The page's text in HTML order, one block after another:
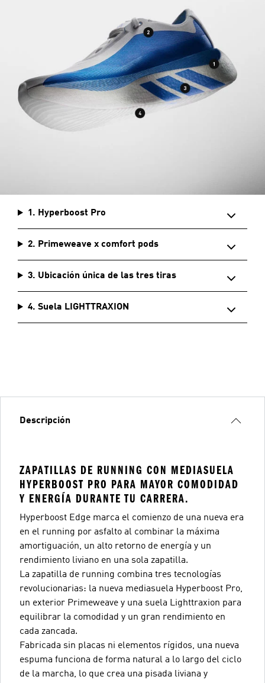
1. Hyperboost Pro
2. Primeweave x comfort pods
3. Ubicación única de las tres tiras
4. Suela LIGHTTRAXION
Descripción
ZAPATILLAS DE RUNNING CON MEDIASUELA
HYPERBOOST PRO PARA MAYOR COMODIDAD
Y ENERGÍA DURANTE TU CARRERA.
Hyperboost Edge marca el comienzo de una nueva era
en el running por asfalto al combinar la máxima
amortiguación, un alto retorno de energía y un
rendimiento liviano en una sola zapatilla.
La zapatilla de running combina tres tecnologías
revolucionarias: la nueva mediasuela Hyperboost Pro,
un exterior Primeweave y una suela Lighttraxion para
equilibrar la comodidad y un gran rendimiento en
cada zancada.
Fabricada sin placas ni elementos rígidos, una nueva
espuma funciona de forma natural a lo largo del ciclo
de la marcha, lo que crea una pisada liviana y